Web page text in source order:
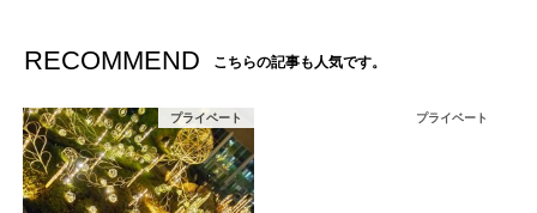
RECOMMEND こちらの記事も人気です。
プライベート プライベート